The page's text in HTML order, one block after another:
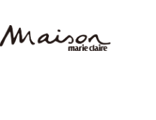
to
main